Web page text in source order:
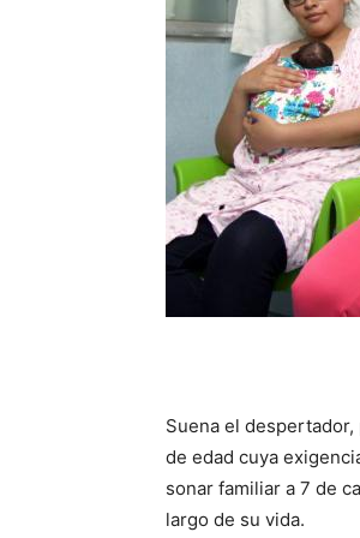
Suena el
de edad cuya
sonar familiar a 7 de
largo de su vida.